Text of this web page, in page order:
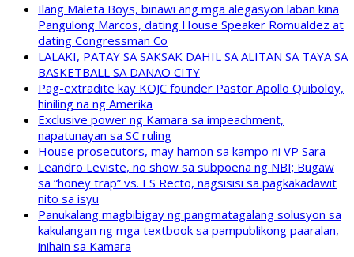
Ilang Maleta Boys, binawi ang mga alegasyon laban kina
Pangulong Marcos, dating House Speaker Romualdez at
dating Congressman Co
LALAKI, PATAY SA SAKSAK DAHIL SA ALITAN SA TAYA SA
BASKETBALL SA DANAO CITY
Pag-extradite kay KOJC founder Pastor Apollo Quiboloy,
hiniling na ng Amerika
Exclusive power ng Kamara sa impeachment,
napatunayan sa SC ruling
House prosecutors, may hamon sa kampo ni VP Sara
Leandro Leviste, no show sa subpoena ng NBI; Bugaw
sa “honey trap” vs. ES Recto, nagsisisi sa pagkakadawit
nito sa isyu
Panukalang magbibigay ng pangmatagalang solusyon sa
kakulangan ng mga textbook sa pampublikong paaralan,
inihain sa Kamara